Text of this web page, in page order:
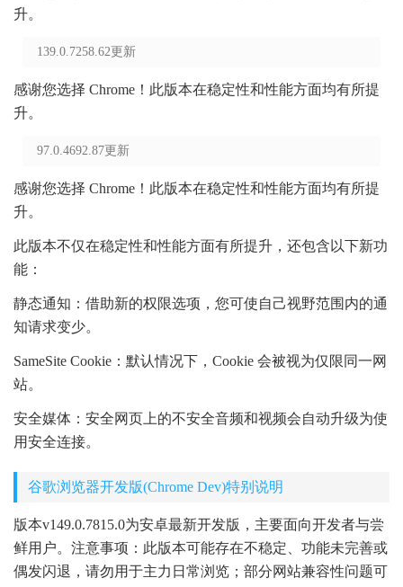
升。
139.0.7258.62更新
感谢您选择 Chrome！此版本在稳定性和性能方面均有所提
升。
97.0.4692.87更新
感谢您选择 Chrome！此版本在稳定性和性能方面均有所提
升。
此版本不仅在稳定性和性能方面有所提升，还包含以下新功
能：
静态通知：借助新的权限选项，您可使自己视野范围内的通
知请求变少。
SameSite Cookie：默认情况下，Cookie 会被视为仅限同一网
站。
安全媒体：安全网页上的不安全音频和视频会自动升级为使
用安全连接。
谷歌浏览器开发版(Chrome Dev)特别说明
版本v149.0.7815.0为安卓最新开发版，主要面向开发者与尝
鲜用户。注意事项：此版本可能存在不稳定、功能未完善或
偶发闪退，请勿用于主力日常浏览；部分网站兼容性问题可